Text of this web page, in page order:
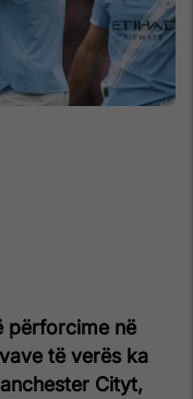
përforcime në
të verës ka
Cityt,